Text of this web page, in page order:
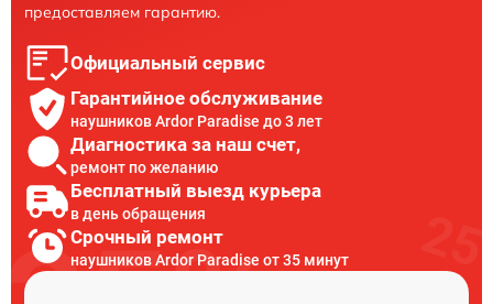
предоставляем гарантию.
Официальный сервис
Гарантийное обслуживание
наушников Ardor Paradise до 3 лет
Диагностика за наш счет,
ремонт по желанию
Бесплатный выезд курьера
в день обращения
Срочный ремонт
наушников Ardor Paradise от 35 минут